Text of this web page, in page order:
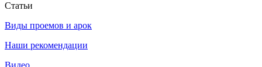
Статьи
Виды проемов и арок
Наши рекомендации